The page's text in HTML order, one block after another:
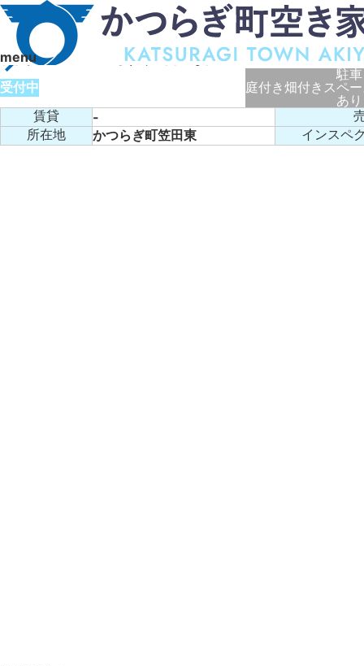
menu
空き家バンク
TOP 空き家バンク
駅徒歩3分。国道へもすぐの閑静な住宅地
受付中
庭付き畑付き
駐車
スペ
あり
賃貸
-
所在地
かつらぎ町笠田東 インスペ